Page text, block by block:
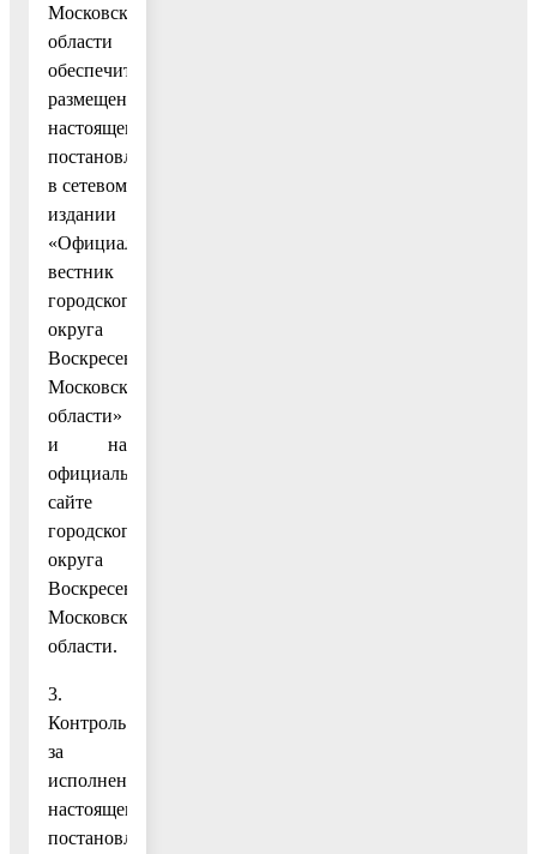
Московской
области
обеспечить
размещение
настоящего
постановления
в сетевом
издании
«Официальный
вестник
городского
округа
Воскресенск
Московской
области»
и на
официальном
сайте
городского
округа
Воскресенск
Московской
области.
3.
Контроль
за
исполнением
настоящего
постановления